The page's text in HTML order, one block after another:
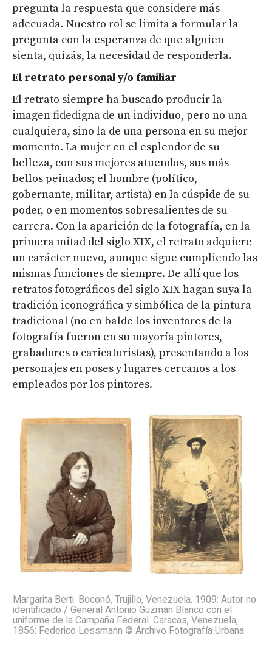
pregunta la respuesta que considere más
adecuada. Nuestro rol se limita a formular la
pregunta con la esperanza de que alguien
sienta, quizás, la necesidad de responderla.
El retrato personal y/o familiar
El retrato siempre ha buscado producir la
imagen fidedigna de un individuo, pero no una
cualquiera, sino la de una persona en su mejor
momento. La mujer en el esplendor de su
belleza, con sus mejores atuendos, sus más
bellos peinados; el hombre (político,
gobernante, militar, artista) en la cúspide de su
poder, o en momentos sobresalientes de su
carrera. Con la aparición de la fotografía, en la
primera mitad del siglo XIX, el retrato adquiere
un carácter nuevo, aunque sigue cumpliendo las
mismas funciones de siempre. De allí que los
retratos fotográficos del siglo XIX hagan suya la
tradición iconográfica y simbólica de la pintura
tradicional (no en balde los inventores de la
fotografía fueron en su mayoría pintores,
grabadores o caricaturistas), presentando a los
personajes en poses y lugares cercanos a los
empleados por los pintores.
Margarita Berti. Boconó, Trujillo, Venezuela, 1909: Autor no
identificado / General Antonio Guzmán Blanco con el
uniforme de la Campaña Federal. Caracas, Venezuela,
1856: Federico Lessmann © Archivo Fotografía Urbana